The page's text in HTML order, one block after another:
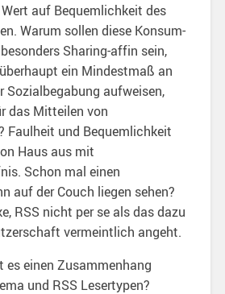
auf Bequemlichkeit des
Warum sollen diese Konsum-
Sharing-affin sein,
ein Mindestmaß an
aufweisen,
das Mitteilen von
Faulheit und Bequemlichkeit
Haus aus mit
Schon mal einen
auf der Couch liegen sehen?
RSS nicht per se als das dazu
vermeintlich angeht.
es einen Zusammenhang
und RSS Lesertypen?